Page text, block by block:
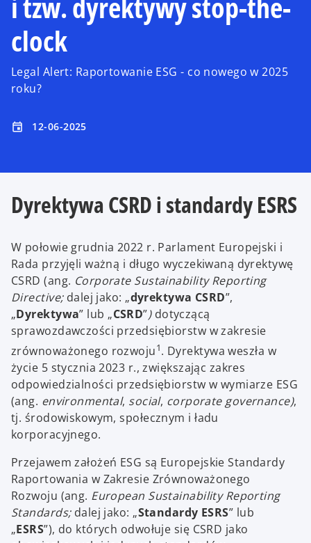
clock
Legal Alert: Raportowanie ESG - co nowego w 2025
roku?
event 12-06-2025
Dyrektywa CSRD i standardy ESRS
W połowie grudnia 2022 r. Parlament Europejski i
Rada przyjęli ważną i długo wyczekiwaną dyrektywę
CSRD (ang. Corporate Sustainability Reporting
Directive; dalej jako: „dyrektywa CSRD”,
„Dyrektywa” lub „CSRD”) dotyczącą
sprawozdawczości przedsiębiorstw w zakresie
zrównoważonego rozwoju1. Dyrektywa weszła w
życie 5 stycznia 2023 r., zwiększając zakres
odpowiedzialności przedsiębiorstw w wymiarze ESG
(ang. environmental, social, corporate governance),
tj. środowiskowym, społecznym i ładu
korporacyjnego.
Przejawem założeń ESG są Europejskie Standardy
Raportowania w Zakresie Zrównoważonego
Rozwoju (ang. European Sustainability Reporting
Standards; dalej jako: „Standardy ESRS” lub
„ESRS”), do których odwołuje się CSRD jako